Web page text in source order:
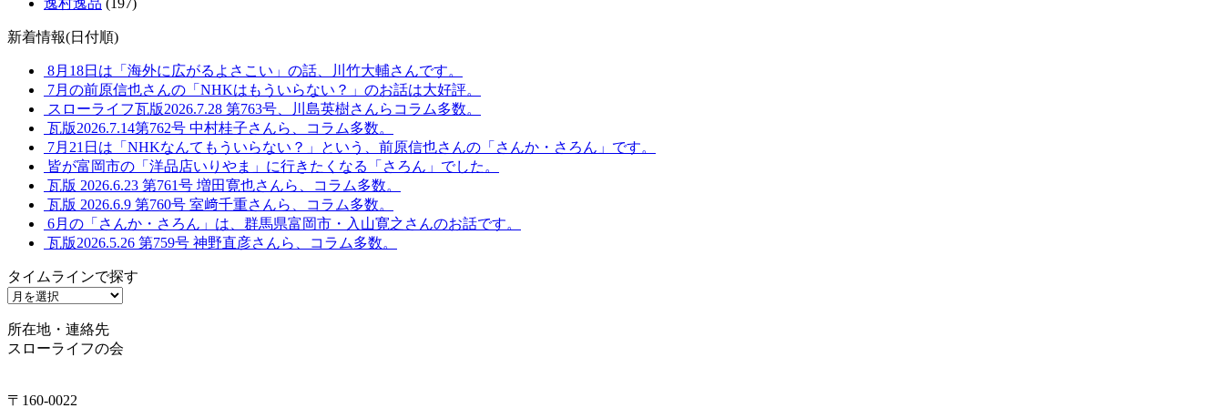
新着情報(日付順)
8月18日は「海外に広がるよさこい」の話、川竹大輔さんです。
7月の前原信也さんの「NHKはもういらない？」のお話は大好評。
スローライフ瓦版2026.7.28 第763号、川島英樹さんらコラム多数。
瓦版2026.7.14第762号 中村桂子さんら、コラム多数。
7月21日は「NHKなんてもういらない？」という、前原信也さんの「さんか・さろん」です。
皆が富岡市の「洋品店いりやま」に行きたくなる「さろん」でした。
瓦版 2026.6.23 第761号 増田寛也さんら、コラム多数。
瓦版 2026.6.9 第760号 室﨑千重さんら、コラム多数。
6月の「さんか・さろん」は、群馬県富岡市・入山寛之さんのお話です。
瓦版2026.5.26 第759号 神野直彦さんら、コラム多数。
タイムラインで探す
タ
ム
ラ
所在地・連絡先
スローライフの会
〒160-0022